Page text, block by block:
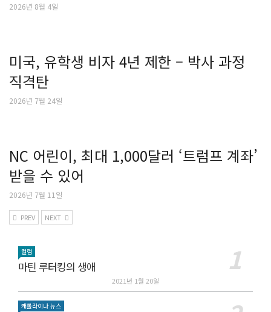
2026년 8월 4일
미국, 유학생 비자 4년 제한 – 박사 과정
직격탄
2026년 7월 24일
NC 어린이, 최대 1,000달러 ‘트럼프 계좌’
받을 수 있어
2026년 7월 11일
PREV NEXT
컬럼
마틴 루터킹의 생애
2021년 1월 20일
캐롤라이나 뉴스